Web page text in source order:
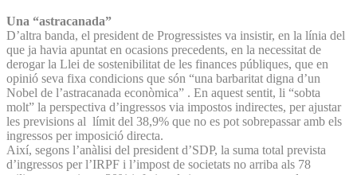
Una “astracanada”
D’altra banda, el president de Progressistes va insistir, en la línia del
que ja havia apuntat en ocasions precedents, en la necessitat de
derogar la Llei de sostenibilitat de les finances públiques, que en
opinió seva fixa condicions que són “una barbaritat digna d’un
Nobel de l’astracanada econòmica” . En aquest sentit, li “sobta
molt” la perspectiva d’ingressos via impostos indirectes, per ajustar
les previsions al límit del 38,9% que no es pot sobrepassar amb els
ingressos per imposició directa.
Així, segons l’anàlisi del president d’SDP, la suma total prevista
d’ingressos per l’IRPF i l’impost de societats no arriba als 78